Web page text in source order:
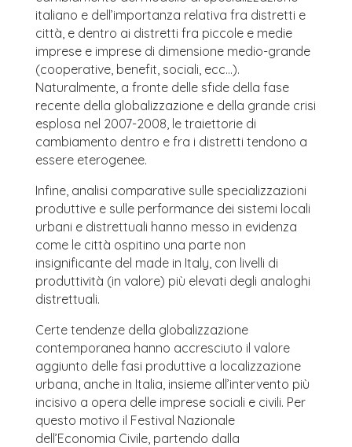
italiano e dell’importanza relativa fra distretti e
città, e dentro ai distretti fra piccole e medie
imprese e imprese di dimensione medio-grande
(cooperative, benefit, sociali, ecc…).
Naturalmente, a fronte delle sfide della fase
recente della globalizzazione e della grande crisi
esplosa nel 2007-2008, le traiettorie di
cambiamento dentro e fra i distretti tendono a
essere eterogenee.
Infine, analisi comparative sulle specializzazioni
produttive e sulle performance dei sistemi locali
urbani e distrettuali hanno messo in evidenza
come le città ospitino una parte non
insignificante del made in Italy, con livelli di
produttività (in valore) più elevati degli analoghi
distrettuali.
Certe tendenze della globalizzazione
contemporanea hanno accresciuto il valore
aggiunto delle fasi produttive a localizzazione
urbana, anche in Italia, insieme all’intervento più
incisivo a opera delle imprese sociali e civili. Per
questo motivo il Festival Nazionale
dell’Economia Civile, partendo dalla